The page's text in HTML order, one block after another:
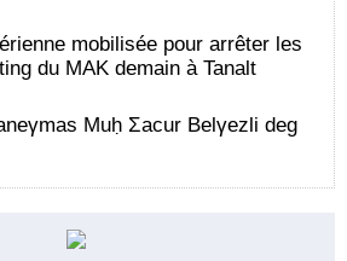
mobilisée pour arrêter les
du MAK demain à Tanalt
Muḥ Ʃacur Belγezli deg